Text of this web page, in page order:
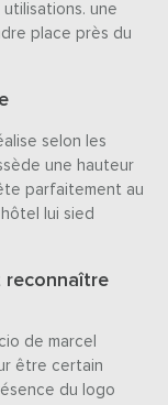
une
place près du
selon les
une hauteur
parfaitement au
lui sied
reconnaître
de marcel
être certain
du logo